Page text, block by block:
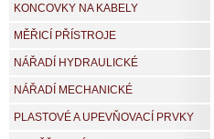
KONCOVKY NA KABELY
MĚŘICÍ PŘÍSTROJE
NÁŘADÍ HYDRAULICKÉ
NÁŘADÍ MECHANICKÉ
PLASTOVÉ A UPEVŇOVACÍ PRVKY